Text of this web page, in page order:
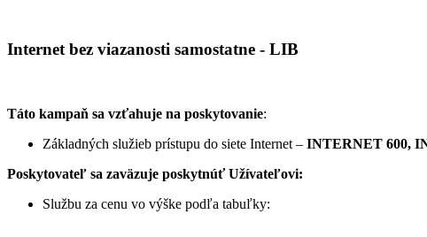
Internet bez viazanosti samostatne - LIB
Táto kampaň sa vzťahuje na poskytovanie:
Základných služieb prístupu do siete Internet – INTERNET 600,
Poskytovateľ sa zaväzuje poskytnúť Užívateľovi:
Službu za cenu vo výške podľa tabuľky: